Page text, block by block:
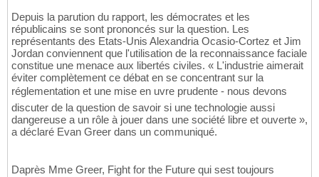
Depuis la parution du rapport, les démocrates et les
républicains se sont prononcés sur la question. Les
représentants des Etats-Unis Alexandria Ocasio-Cortez et Jim
Jordan conviennent que l'utilisation de la reconnaissance faciale
constitue une menace aux libertés civiles. « L'industrie aimerait
éviter complètement ce débat en se concentrant sur la
réglementation et une mise en uvre prudente - nous devons
discuter de la question de savoir si une technologie aussi
dangereuse a un rôle à jouer dans une société libre et ouverte »,
a déclaré Evan Greer dans un communiqué.
Daprès Mme Greer, Fight for the Future qui sest toujours